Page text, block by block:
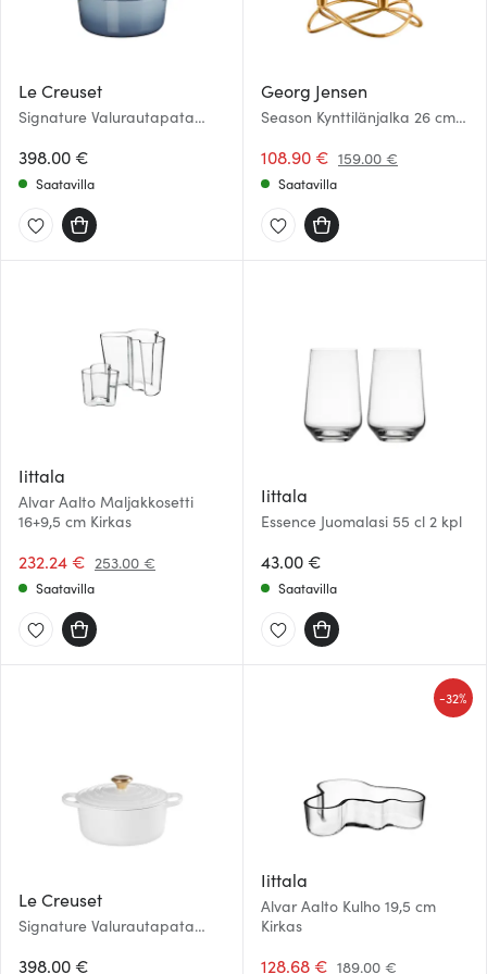
tietoja muihin tietoihin, joita olet antanut heille tai joita on
kerätty, kun olet käyttänyt heidän palvelujaan.
Le Creuset
Signature Valurautapata
Chambray
398.00 €
Saatavilla
Georg Jensen
Season Kynttilänjalka 26 cm
108.90 € 159.00 €
Saatavilla
Iittala
Alvar Aalto Maljakkosetti
16+9,5 cm Kirkas
232.24 € 253.00 €
Saatavilla
Iittala
Essence Juomalasi 55 cl 2 kpl
43.00 €
Saatavilla
Le Creuset
Signature Valurautapata
398.00 €
Iittala
Alvar Aalto Kulho 19,5 cm
Kirkas
128.68 € 189.00 €
-32%